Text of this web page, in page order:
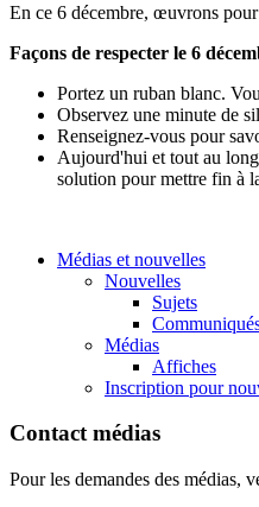
En ce 6 décembre, œuvrons
Façons de respecter le 6
Portez un ruban blanc.
Observez une minute de
Renseignez-vous pour
Aujourd'hui et tout au
solution pour mettre fin à
Médias et nouvelles
Nouvelles
Sujets
Médias
Affiches
Inscription pour
Contact médias
Pour les demandes des médias,